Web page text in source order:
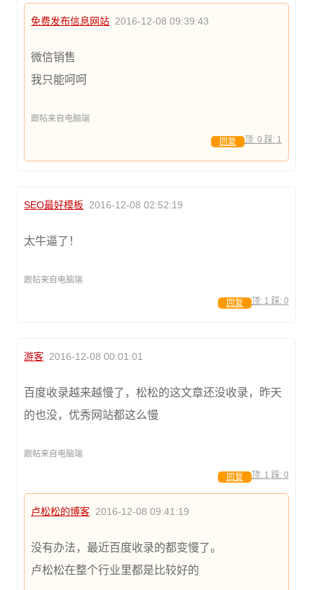
免费发布信息网站 2016-12-08 09:39:43
微信销售
我只能呵呵
跟帖来自电脑端
顶: 0 踩: 1
回复
SEO最好模板 2016-12-08 02:52:19
太牛逼了！
跟帖来自电脑端
顶: 1 踩: 0
回复
游客 2016-12-08 00:01:01
百度收录越来越慢了，松松的这文章还没收录，昨天
的也没，优秀网站都这么慢
跟帖来自电脑端
顶: 1 踩: 0
回复
卢松松的博客 2016-12-08 09:41:19
没有办法，最近百度收录的都变慢了。
卢松松在整个行业里都是比较好的